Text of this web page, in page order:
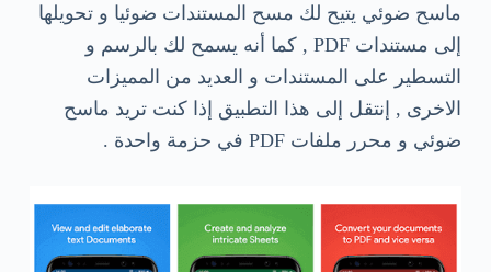
ماسح ضوئي يتيح لك مسح المستندات ضوئيا و تحويلها
إلى مستندات PDF , كما أنه يسمح لك بالرسم و
التسطير على المستندات و العديد من المميزات
الاخرى , إنتقل إلى هذا التطبيق إذا كنت تريد ماسح
ضوئي و محرر ملفات PDF في حزمة واحدة .